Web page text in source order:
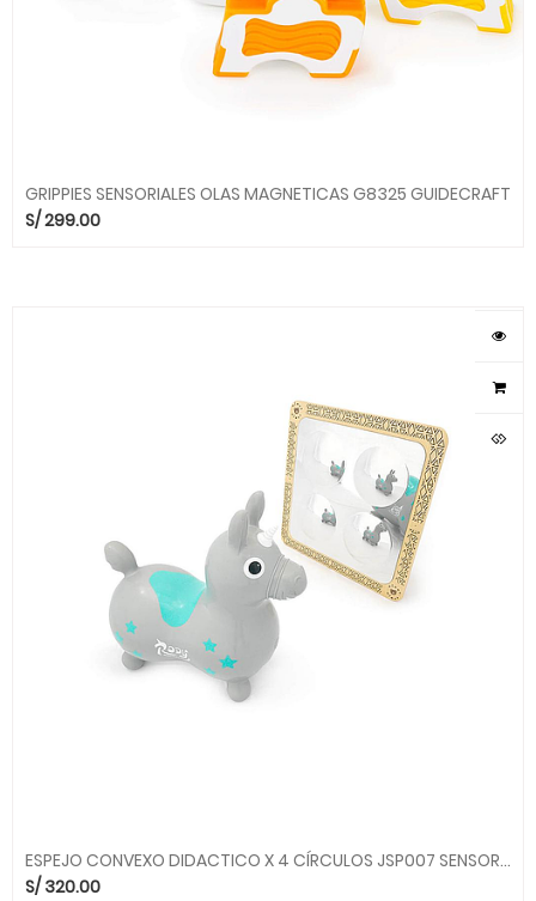
GRIPPIES SENSORIALES OLAS MAGNETICAS G8325 GUIDECRAFT
S/299.00
ESPEJO CONVEXO DIDACTICO X 4 CÍRCULOS JSP007 SENSORIAL MIMOS SMC
S/ 320.00